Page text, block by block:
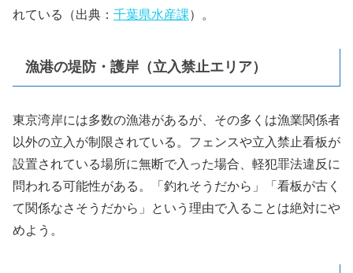
れている（出典： 千葉県水産課）。
漁港の堤防・護岸（立入禁止エリア）
東京湾岸には多数の漁港があるが、その多くは漁業関係者
以外の立入が制限されている。フェンスや立入禁止看板が
設置されている場所に無断で入った場合、軽犯罪法違反に
問われる可能性がある。「釣れそうだから」「看板が古く
て関係なさそうだから」という理由で入ることは絶対にや
めよう。